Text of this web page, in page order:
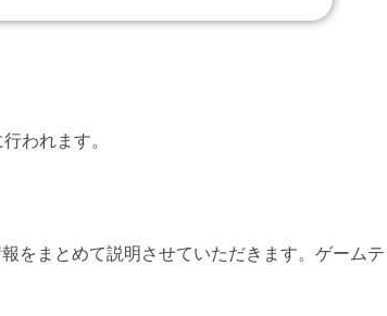
われます。
をまとめて説明させていただきます。ゲームテ